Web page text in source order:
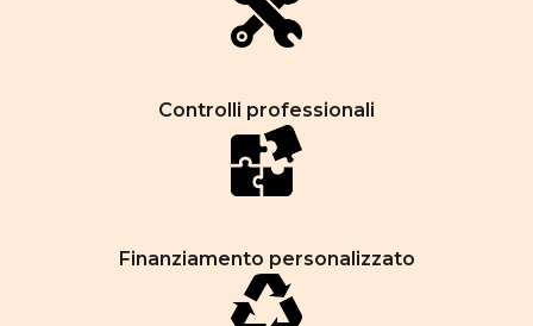
Controlli professionali
Finanziamento personalizzato